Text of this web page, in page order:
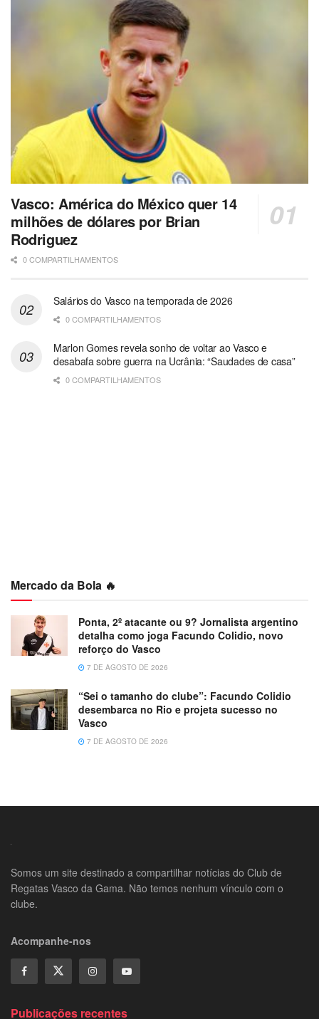
Vasco: América do México quer 14
milhões de dólares por Brian
Rodriguez
0 COMPARTILHAMENTOS
Salários do Vasco na temporada de 2026
0 COMPARTILHAMENTOS
Marlon Gomes revela sonho de voltar ao Vasco e
desabafa sobre guerra na Ucrânia: “Saudades de casa”
0 COMPARTILHAMENTOS
Mercado da Bola 🔥
Ponta, 2º atacante ou 9? Jornalista argentino
detalha como joga Facundo Colidio, novo
reforço do Vasco
7 DE AGOSTO DE 2026
“Sei o tamanho do clube”: Facundo Colidio
desembarca no Rio e projeta sucesso no
Vasco
7 DE AGOSTO DE 2026
Somos um site destinado a compartilhar notícias do Club de
Regatas Vasco da Gama. Não temos nenhum vínculo com o
clube.
Acompanhe-nos
Publicações recentes